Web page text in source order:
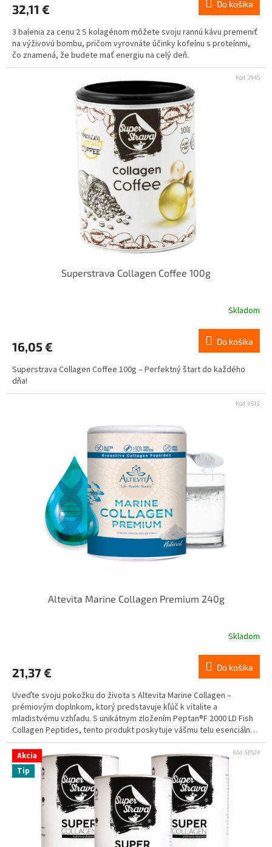
32,11 € Do košíka
3 balenia za cenu 2 S kolagénom môžete svoju rannú kávu premeniť
na výživovú bombu, pričom vyrovnáte účinky kofeínu s proteínmi,
čo znamená, že budete mať energiu na celý deň.
Superstrava Collagen Coffee 100g
Skladom
16,05 € Do košíka
Superstrava Collagen Coffee 100g – Perfektný štart do každého
dňa!
Kód:2945
Altevita Marine Collagen Premium 240g
Skladom
21,37 € Do košíka
Uveďte svoju pokožku do života s Altevita Marine Collagen –
prémiovým doplnkom, ktorý predstavuje kľúč k vitalite a
mladistvému vzhľadu. S unikátnym zložením Peptan®F 2000 LD Fish
Collagen Peptides, tento produkt poskytuje vášmu telu esenciálne
aminokyseliny potrebné na podporu zdravia pokožky, vlasov a
nechtov.
Kód:9513
Akcia
Tip
Kód: SPS24